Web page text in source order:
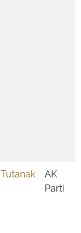
Tutanak
AK
Parti